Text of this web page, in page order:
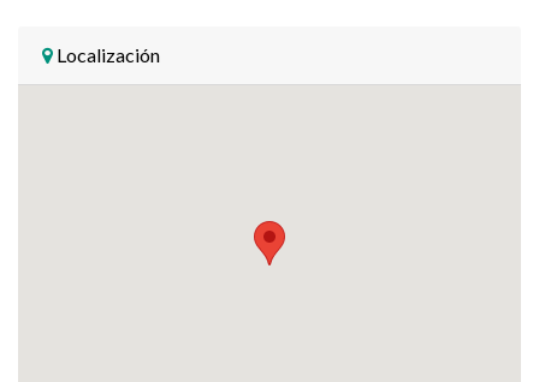
Localización